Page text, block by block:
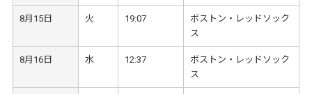
8月15日 火 19:07
ボストン・レッドソック
ス
8月16日 水 12:37
ボストン・レッドソック
ス